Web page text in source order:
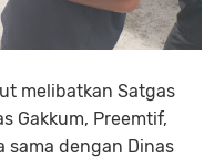
melibatkan Satgas
Gakkum, Preemtif,
sama dengan Dinas